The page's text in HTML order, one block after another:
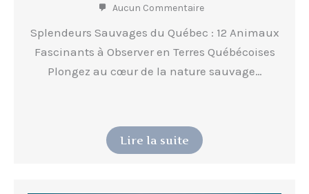
Aucun Commentaire
Splendeurs Sauvages du Québec : 12 Animaux
Fascinants à Observer en Terres Québécoises
Plongez au cœur de la nature sauvage…
Lire la suite